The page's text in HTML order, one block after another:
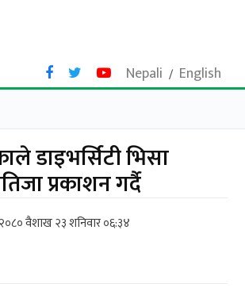
Nepali / English
डाइभर्सिटी भिसा
प्रकाशन गर्दै
२०८० वैशाख २३ शनिवार ०६:३४